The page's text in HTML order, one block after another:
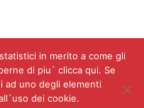
22 AVESTA , Sweden Phone:
in merito a come gli
di piu` clicca qui. Se
ad uno degli elementi
dei cookie.